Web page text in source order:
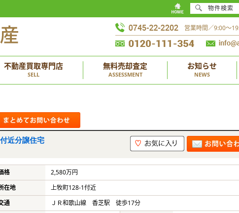
営業時間／9:00～
不動産買取専門店
SELL
無料売却査定
ASSESSMENT
お知らせ
NEWS
近分譲住宅
格
2,580万円
在地
上牧町128-1付近
通
ＪＲ和歌山線 香芝駅 徒歩17分
物件検索